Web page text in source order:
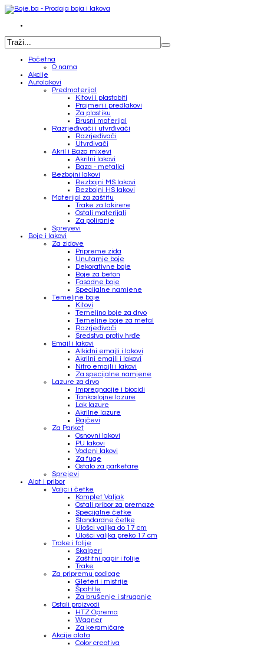
Početna
O nama
Akcije
Autolakovi
Predmaterijal
Kitovi i plastobiti
Prajmeri i predlakovi
Za plastiku
Brusni materijal
Razrjeđivači i utvrđivači
Razrjeđivači
Utvrđivači
Akril i Baza mixevi
Akrilni lakovi
Baza - metalici
Bezbojni lakovi
Bezbojni MS lakovi
Bezbojni HS lakovi
Materijal za zaštitu
Trake za lakirere
Ostali materijali
Za poliranje
Spreyevi
Boje i lakovi
Za zidove
Pripreme zida
Unutarnje boje
Dekorativne boje
Boje za beton
Fasadne boje
Specijalne namjene
Temeljne boje
Kitovi
Temeljno boje za drvo
Temeljne boje za metal
Razrjeđivači
Sredstva protiv hrđe
Emajl i lakovi
Alkidni emajli i lakovi
Akrilni emajli i lakovi
Nitro emajli i lakovi
Za specijalne namjene
Lazure za drvo
Impregnacije i biocidi
Tankoslojne lazure
Lak lazure
Akrilne lazure
Bajčevi
Za Parket
Osnovni lakovi
PU lakovi
Vodeni lakovi
Za fuge
Ostalo za parketare
Sprejevi
Alat i pribor
Valjci i četke
Komplet Valjak
Ostali pribor za premaze
Specijalne četke
Standardne četke
Ulošci valjka do 17 cm
Ulošci valjka preko 17 cm
Trake i folije
Skalperi
Zaštitni papir i folije
Trake
Za pripremu podloge
Gleteri i mistrije
Špahtle
Za brušenje i struganje
Ostali proizvodi
HTZ Oprema
Wagner
Za keramičare
Akcije alata
Color creativa